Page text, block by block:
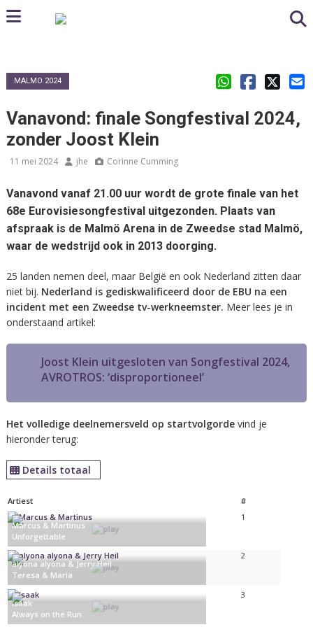
MALMO 2024
Vanavond: finale Songfestival 2024,
zonder Joost Klein
11 mei 2024 jhe Corinne Cumming
Vanavond vanaf 21.00 uur wordt de grote finale van het
68e Eurovisiesongfestival uitgezonden. Plaats van
afspraak is de Malmö Arena in de Zweedse stad Malmö,
waar de wedstrijd ook in 2013 doorging.
25 landen nemen deel, maar België en ook Nederland zitten daar
niet bij. Nederland is gediskwalificeerd door de EBU na een
incident met een Zweedse tv-werkneemster. Meer lees je in
onderstaand artikel:
Joost Klein uitgesloten van Songfestival 2024,
AVROTROS: ‘disproportioneel’
Het volledige deelnemersveld op startvolgordevind je
hieronder terug:
Details totaal
Artiest #
Zweden
Marcus & Martinus
Unforgettable
1
Oekraïne
alyona alyona & Jerry Heil
Teresa & Maria
2
Isaak
Always on the Run
3